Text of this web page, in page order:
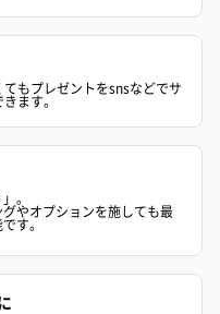
御出産御
円）
内祝い_蝶結
（110円）
。新生活を彩るギフトオプ
もプレゼントをsnsなどでサ
ます。
。
やオプションを施しても最
す。